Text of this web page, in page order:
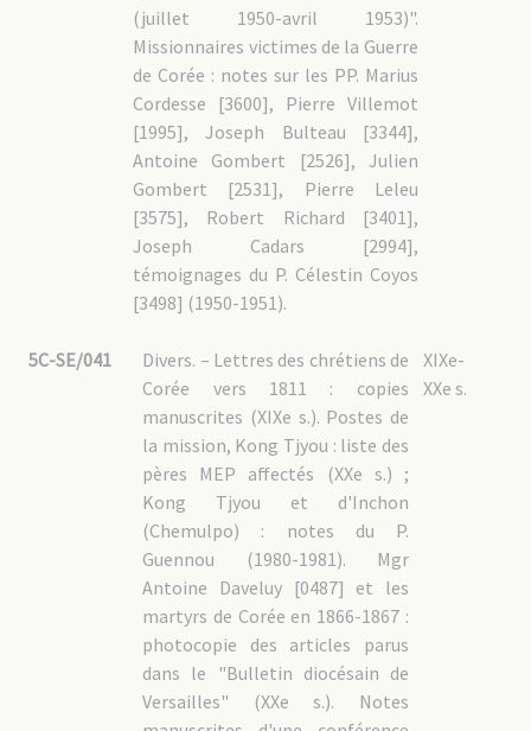
(juillet 1950-avril 1953)".
Missionnaires victimes de la Guerre
de Corée : notes sur les PP. Marius
Cordesse [3600], Pierre Villemot
[1995], Joseph Bulteau [3344],
Antoine Gombert [2526], Julien
Gombert [2531], Pierre Leleu
[3575], Robert Richard [3401],
Joseph Cadars [2994],
témoignages du P. Célestin Coyos
[3498] (1950-1951).
5C-SE/041
XIXe-
XXe s.
Divers. – Lettres des chrétiens de
Corée vers 1811 : copies
manuscrites (XIXe s.). Postes de
la mission, Kong Tjyou : liste des
pères MEP affectés (XXe s.) ;
Kong Tjyou et d'Inchon
(Chemulpo) : notes du P.
Guennou (1980-1981). Mgr
Antoine Daveluy [0487] et les
martyrs de Corée en 1866-1867 :
photocopie des articles parus
dans le "Bulletin diocésain de
Versailles" (XXe s.). Notes